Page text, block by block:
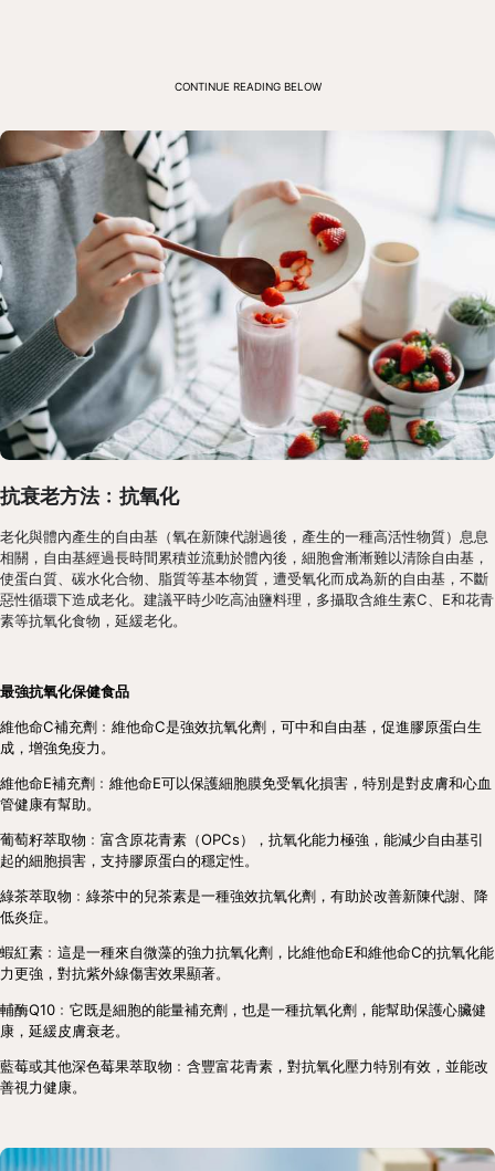
CONTINUE READING BELOW
抗衰老方法﹕抗氧化
老化與體內產生的自由基（氧在新陳代謝過後，產生的一種高活性物質）息息
相關，自由基經過長時間累積並流動於體內後，細胞會漸漸難以清除自由基，
使蛋白質、碳水化合物、脂質等基本物質，遭受氧化而成為新的自由基，不斷
惡性循環下造成老化。建議平時少吃高油鹽料理，多攝取含維生素C、E和花青
素等抗氧化食物，延緩老化。
最強抗氧化保健食品
維他命C補充劑﹕維他命C是強效抗氧化劑，可中和自由基，促進膠原蛋白生
成，增強免疫力。
維他命E補充劑﹕維他命E可以保護細胞膜免受氧化損害，特別是對皮膚和心血
管健康有幫助。
葡萄籽萃取物﹕富含原花青素（OPCs），抗氧化能力極強，能減少自由基引
起的細胞損害，支持膠原蛋白的穩定性。
綠茶萃取物﹕綠茶中的兒茶素是一種強效抗氧化劑，有助於改善新陳代謝、降
低炎症。
蝦紅素﹕這是一種來自微藻的強力抗氧化劑，比維他命E和維他命C的抗氧化能
力更強，對抗紫外線傷害效果顯著。
輔酶Q10﹕它既是細胞的能量補充劑，也是一種抗氧化劑，能幫助保護心臟健
康，延緩皮膚衰老。
藍莓或其他深色莓果萃取物﹕含豐富花青素，對抗氧化壓力特別有效，並能改
善視力健康。